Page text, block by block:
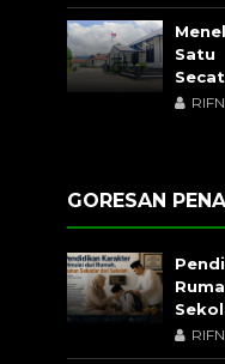
GORESAN PENA